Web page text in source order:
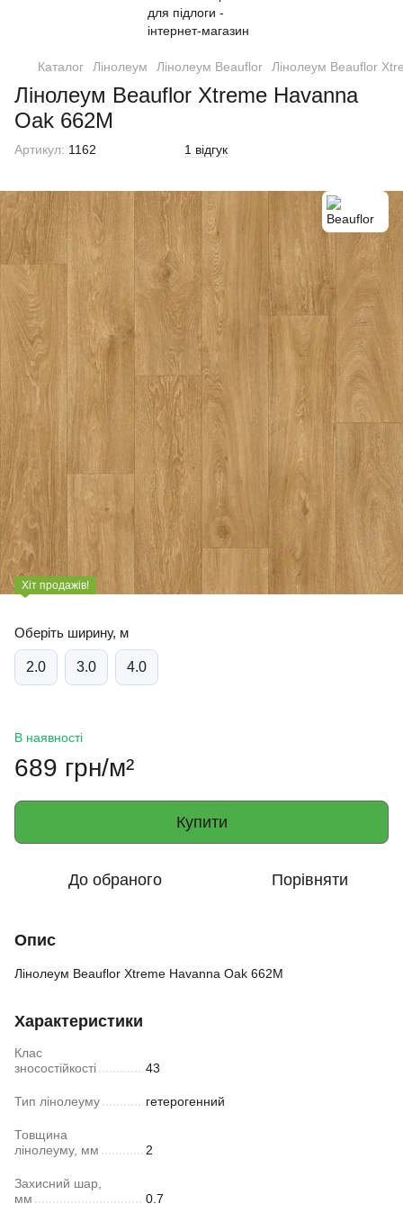
Каталог Лінолеум Лінолеум Beauflor Лінолеум Beauflor
Лінолеум Beauflor Xtreme Havanna
Oak 662M
Артикул: 1162 1 відгук
Хіт продажів!
Oберіть ширину, м
2.0 3.0 4.0
В наявності
689 грн/м²
Купити
До обраного Порівняти
Опис
Лінолеум Beauflor Xtreme Havanna Oak 662M
Характеристики
Клас
зносостійкості
43
Тип лінолеуму гетерогенний
Товщина
лінолеуму, мм
2
Захисний шар,
мм
0.7